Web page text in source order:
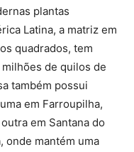
plantas
Latina, a matriz em
quadrados, tem
de quilos de
também possui
em Farroupilha,
em Santana do
onde mantém uma